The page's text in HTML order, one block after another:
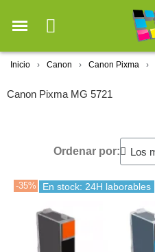
Inicio Canon Canon Pixma
Canon Pixma MG 5721
Ordenar por:
-35% En stock: 24H laborables